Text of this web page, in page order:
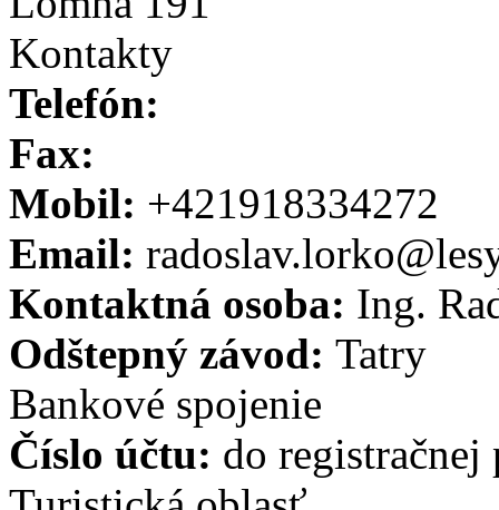
Kontakty
Telefón:
Fax:
Mobil: +421918334272
Email:
Kontaktná osoba: Ing.
Odštepný závod: Tatry
Bankové spojenie
Číslo účtu: do registračnej